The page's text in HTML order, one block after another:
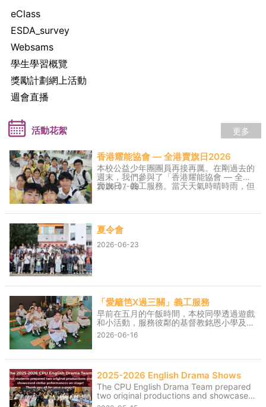
eClass
ESDA_survey
Websams
學生學習概覽
獎勵計劃網上活動
週會直播
活動花絮 更多
香港耀能協會 — 全港賣旗日2026
本校公益少年團團員再接再厲。在剛過去的
週末，我們參與了「香港耀能協會 — 全港
賣旗日」義工服務。當天天氣時晴時雨，但
出的微小力量與汗水，能為香港耀能協會籌
2026-07-09
夏令會
2026-06-23
「愛籬笆X過三關」義工服務
早前在五月的午飯時間，本校同學透過遊戲
和小活動，服務彼鄰的基督教銘恩小學及大
埔浸信會公立學校。雖然同學需要犧牲部分
午飯時間，但能看見一眾小學生玩得開心、
程中，同學學習到「施比受更為有福」的意
務社區。
2026-06-16
2025-2026 English Drama Shows
The CPU English Drama Team prepared
two original productions and showcased
stellar performances on stage on 13 and